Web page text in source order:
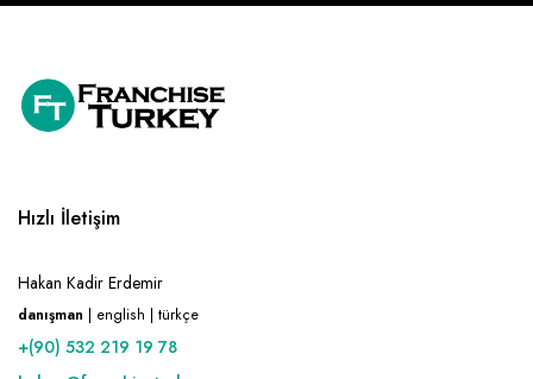
Hızlı İletişim
Hakan Kadir Erdemir
danışman | english | türkçe
+(90) 532 219 19 78